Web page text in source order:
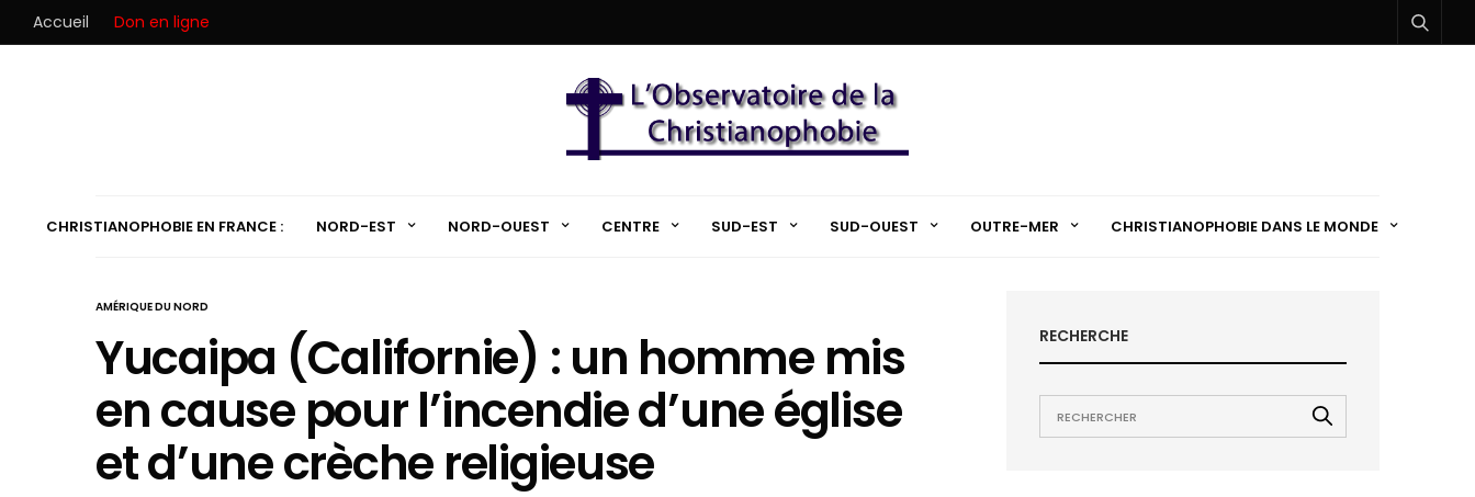
Accueil Don en ligne
CHRISTIANOPHOBIE EN FRANCE : NORD-EST NORD-OUEST CENTRE SUD-EST SUD-OUEST OUTRE-MER CHRISTIANOPHOBIE DANS LE MONDE
AMÉRIQUE DU NORD
Yucaipa (Californie) : un homme mis
en cause pour l’incendie d’une église
et d’une crèche religieuse
RECHERCHE